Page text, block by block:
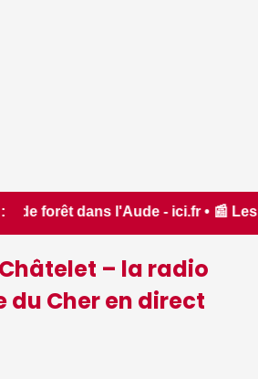
ici.fr • 📰 Les ressources
– la radio
du Cher en direct